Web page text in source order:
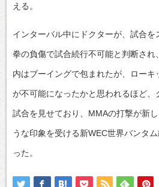
える。
インターバル中にドクターが、試合
拳の負傷で試合続行不可能と判断さ
内はブーイングで包まれたが、ロー
が不可能になったかと思われるほど、
試合を見せており、MMAの打撃が新
うな印象を受ける新WEC世界バンタ
った。